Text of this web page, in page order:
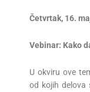
Četvrtak, 16.
Vebinar: Kako
U okviru ove
od kojih delova